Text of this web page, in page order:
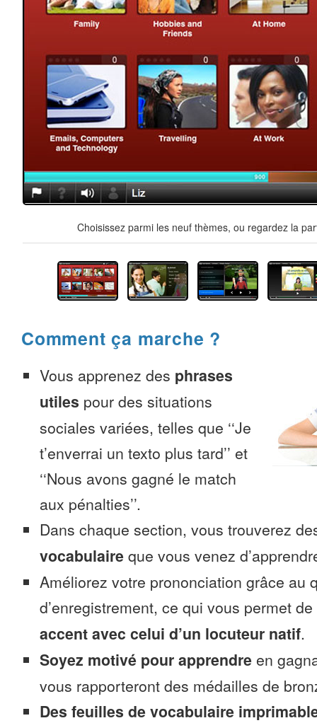
Choisissez parmi les neuf thèmes, ou regardez la
Comment ça marche ?
Vous apprenez des phrases
utiles pour des situations
sociales variées, telles que ‘‘Je
t’enverrai un texto plus tard’’ et
‘‘Nous avons gagné le match
aux pénalties’’.
Dans chaque section, vous trouverez
vocabulaire que vous venez
Améliorez votre prononciation grâce au
d’enregistrement, ce qui vous permet de
accent avec celui d’un locuteur natif.
Soyez motivé pour apprendre en
vous rapporteront des médailles de
Des feuilles de vocabulaire